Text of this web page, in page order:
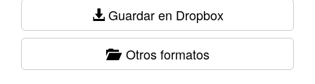
Guardar en Dropbox
Otros formatos